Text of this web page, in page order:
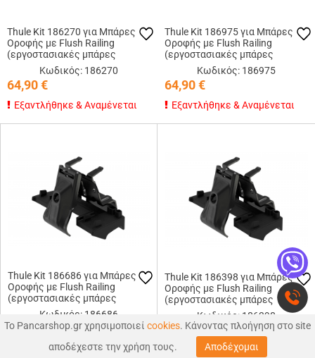
Το Pancarshop.gr χρησιμοποιεί cookies. Κάνοντας πλοήγηση στο site
αποδέχεστε την χρήση τους.
Αποδέχομαι
Thule Kit 186270 για Μπάρες
Οροφής με Flush Railing
(εργοστασιακές μπάρες
εφαπτόμενες στην οροφή)
Κωδικός: 186270
64,90€
Εξαντλήθηκε & Αναμένεται
Thule Kit 186975 για Μπάρες
Οροφής με Flush Railing
(εργοστασιακές μπάρες
εφαπτόμενες στην οροφή)
Κωδικός: 186975
64,90€
Εξαντλήθηκε & Αναμένεται
Thule Kit 186686 για Μπάρες
Οροφής με Flush Railing
(εργοστασιακές μπάρες
εφαπτόμενες στην οροφή)
Κωδικός: 186686
64,90€
Εξαντλήθηκε & Αναμένεται
Thule Kit 186398 για Μπάρες
Οροφής με Flush Railing
(εργοστασιακές μπάρες
εφαπτόμενες στην οροφή)
Κωδικός: 186398
64,90€
Εξαντλήθηκε & Αναμένεται
ΑΝΑΖΉΤΗΣΗ ΑΓΑΠΗΜΕΝΑ
0 0